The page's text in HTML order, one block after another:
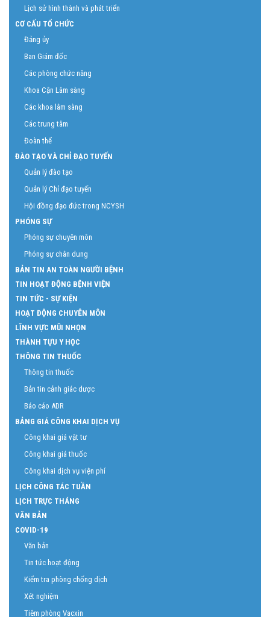
Lịch sử hình thành và phát triển
CƠ CẤU TỔ CHỨC
Đảng ủy
Ban Giám đốc
Các phòng chức năng
Khoa Cận Lâm sàng
Các khoa lâm sàng
Các trung tâm
Đoàn thể
ĐÀO TẠO VÀ CHỈ ĐẠO TUYẾN
Quản lý đào tạo
Quản lý Chỉ đạo tuyến
Hội đồng đạo đức trong NCYSH
PHÓNG SỰ
Phóng sự chuyên môn
Phóng sự chân dung
BẢN TIN AN TOÀN NGƯỜI BỆNH
TIN HOẠT ĐỘNG BỆNH VIỆN
TIN TỨC - SỰ KIỆN
HOẠT ĐỘNG CHUYÊN MÔN
LĨNH VỰC MŨI NHỌN
THÀNH TỰU Y HỌC
THÔNG TIN THUỐC
Thông tin thuốc
Bản tin cảnh giác dược
Báo cáo ADR
BẢNG GIÁ CÔNG KHAI DỊCH VỤ
Công khai giá vật tư
Công khai giá thuốc
Công khai dịch vụ viện phí
LỊCH CÔNG TÁC TUẦN
LỊCH TRỰC THÁNG
VĂN BẢN
COVID-19
Văn bản
Tin tức hoạt động
Kiểm tra phòng chống dịch
Xét nghiệm
Tiêm phòng Vacxin